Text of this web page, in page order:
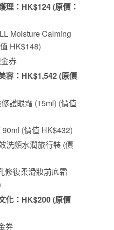
理： HK$124 (原價：
Moisture Calming
HK$148)
券
容 ： HK$1,542 (原價
護眼霜 (15ml) (價值
(價值 HK$432)
洗顏水潤旅行裝 (價
修復柔滑妝前底霜
化 ： HK$200 (原價
券